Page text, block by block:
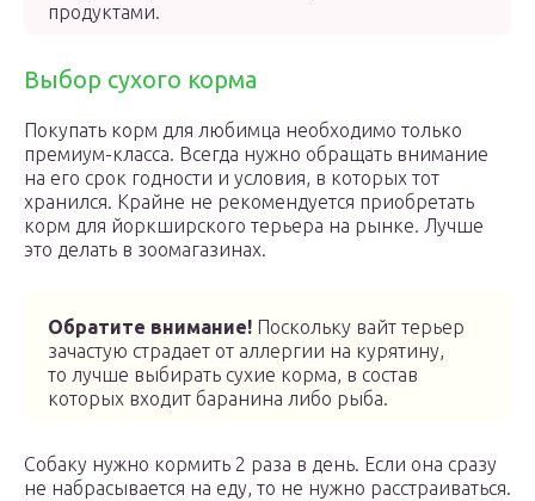
продуктами.
Выбор сухого корма
Покупать корм для любимца необходимо только
премиум-класса. Всегда нужно обращать внимание
на его срок годности и условия, в которых тот
хранился. Крайне не рекомендуется приобретать
корм для йоркширского терьера на рынке. Лучше
это делать в зоомагазинах.
Обратите внимание! Поскольку вайт терьер
зачастую страдает от аллергии на курятину,
то лучше выбирать сухие корма, в состав
которых входит баранина либо рыба.
Собаку нужно кормить 2 раза в день. Если она сразу
не набрасывается на еду, то не нужно расстраиваться.